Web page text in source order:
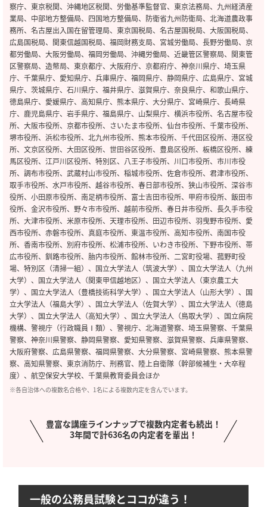
察庁、東京税関、沖縄地区税関、労働基準監督官、東京法務局、九州経済産
業局、中部地方整備局、四国地方整備局、防衛省九州防衛局、北海道農政事
務所、名古屋出入国在留管理局、東京国税局、名古屋国税局、大阪国税局、
広島国税局、関東信越国税局、福岡財務支局、宮城労働局、長野労働局、京
都労働局、大阪労働局、福岡労働局、沖縄労働局、近畿管区警察局、関東管
区警察局、造幣局、東京都庁、大阪府庁、京都府庁、神奈川県庁、埼玉県
庁、千葉県庁、愛知県庁、兵庫県庁、福岡県庁、静岡県庁、広島県庁、宮城
県庁、茨城県庁、石川県庁、福井県庁、滋賀県庁、奈良県庁、和歌山県庁、
徳島県庁、愛媛県庁、高知県庁、熊本県庁、大分県庁、宮崎県庁、長崎県
庁、鹿児島県庁、岩手県庁、福島県庁、山梨県庁、横浜市役所、名古屋市役
所、大阪市役所、京都市役所、さいたま市役所、仙台市役所、千葉市役所、
堺市役所、浜松市役所、北九州市役所、熊本市役所、千代田区役所、港区役
所、文京区役所、大田区役所、世田谷区役所、豊島区役所、板橋区役所、練
馬区役所、江戸川区役所、特別区、八王子市役所、川口市役所、市川市役
所、調布市役所、武蔵村山市役所、稲城市役所、佐倉市役所、君津市役所、
取手市役所、水戸市役所、越谷市役所、春日部市役所、狭山市役所、深谷市
役所、小田原市役所、南足柄市役所、富士吉田市役所、甲府市役所、飯田市
役所、金沢市役所、野々市市役所、越前市役所、春日井市役所、長久手市役
所、大津市役所、米原市役所、天理市役所、田辺市役所、羽曳野市役所、愛
西市役所、赤磐市役所、真庭市役所、東温市役所、高知市役所、南国市役
所、香南市役所、別府市役所、松浦市役所、いわき市役所、下野市役所、帯
広市役所、釧路市役所、胎内市役所、館林市役所、二宮町役場、菰野町役
場、特別区（清掃一組）、国立大学法人（筑波大学）、国立大学法人（九州
大学）、国立大学法人（関東甲信越地区）、国立大学法人（東京農工大
学）、国立大学法人（豊橋技術科学大学）、国立大学法人（山形大学）、国
立大学法人（福島大学）、国立大学法人（佐賀大学）、国立大学法人（徳島
大学）、国立大学法人（高知大学）、国立大学法人（鳥取大学）、国立病院
機構、警視庁（行政職員Ⅰ類）、警視庁、北海道警察、埼玉県警察、千葉県
警察、神奈川県警察、静岡県警察、愛知県警察、滋賀県警察、兵庫県警察、
大阪府警察、広島県警察、福岡県警察、大分県警察、宮崎県警察、熊本県警
察、高知県警察、東京消防庁、刑務官、陸上自衛隊（幹部候補生・大卒程
度）、航空保安大学校、千葉県教育委員会ほか
※各自治体への複数名合格や、1名による複数内定を含んでいます。
豊富な講座ラインナップで複数内定者も続出！
3年間で計636名の内定者を輩出！
一般の公務員試験とココが違う！